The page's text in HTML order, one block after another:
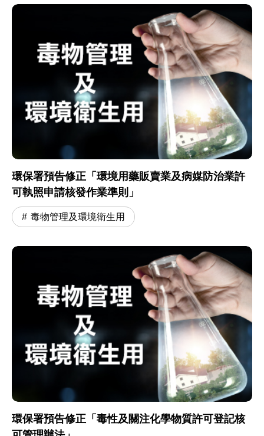
環保署預告修正「環境用藥販賣業及病媒防治業許
可執照申請核發作業準則」
毒物管理及環境衛生用
環保署預告修正「毒性及關注化學物質許可登記核